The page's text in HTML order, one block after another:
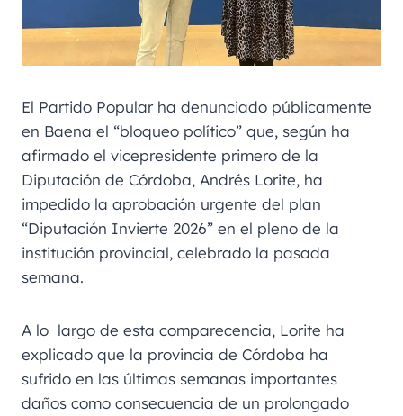
El Partido Popular ha denunciado públicamente
en Baena el “bloqueo político” que, según ha
afirmado el vicepresidente primero de la
Diputación de Córdoba, Andrés Lorite, ha
impedido la aprobación urgente del plan
“Diputación Invierte 2026” en el pleno de la
institución provincial, celebrado la pasada
semana.
A lo largo de esta comparecencia, Lorite ha
explicado que la provincia de Córdoba ha
sufrido en las últimas semanas importantes
daños como consecuencia de un prolongado